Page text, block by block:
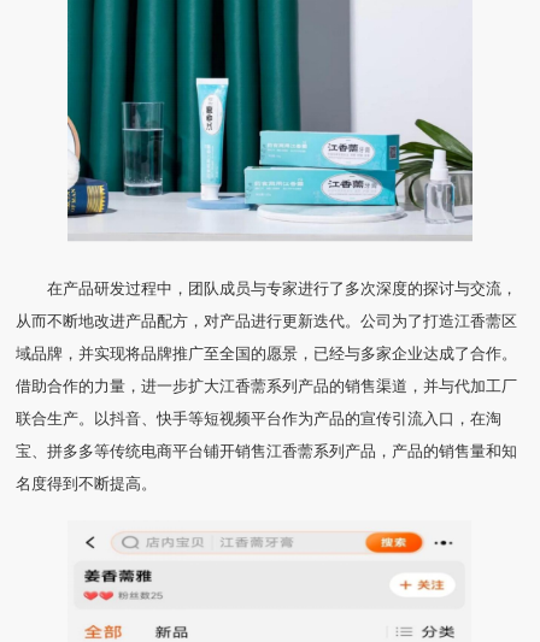
在产品研发过程中，团队成员与专家进行了多次深度的探讨与交流，
从而不断地改进产品配方，对产品进行更新迭代。公司为了打造江香薷区
域品牌，并实现将品牌推广至全国的愿景，已经与多家企业达成了合作。
借助合作的力量，进一步扩大江香薷系列产品的销售渠道，并与代加工厂
联合生产。以抖音、快手等短视频平台作为产品的宣传引流入口，在淘
宝、拼多多等传统电商平台铺开销售江香薷系列产品，产品的销售量和知
名度得到不断提高。